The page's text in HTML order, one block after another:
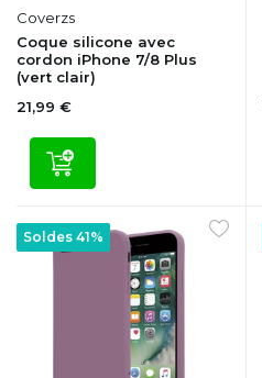
Coverzs
Coque silicone avec
cordon iPhone 7/8 Plus
(vert clair)
21,99 €
Soldes 41%